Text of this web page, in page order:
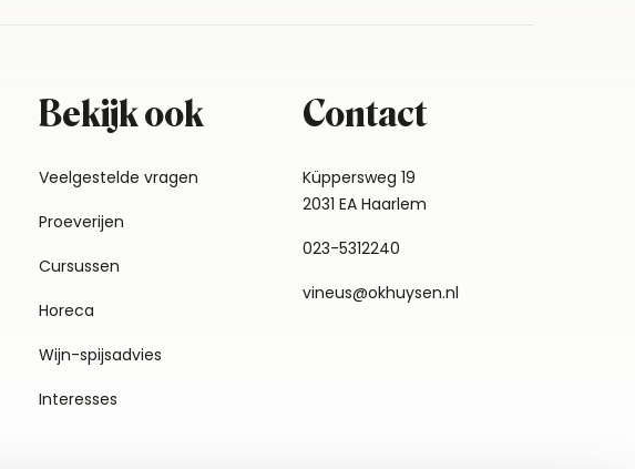
Bekijk ook
Veelgestelde vragen
Proeverijen
Cursussen
Horeca
Wijn-spijsadvies
Interesses
Contact
Küppersweg 19
2031 EA Haarlem
023-5312240
vineus@okhuysen.nl